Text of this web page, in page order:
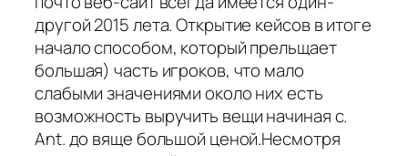
другой 2015 лета. Открытие кейсов в итоге
начало способом, который прельщает
большая) часть игроков, что мало
слабыми значениями около них есть
возможность выручить вещи начиная с.
Ant. до вяще большой ценой.Несмотря